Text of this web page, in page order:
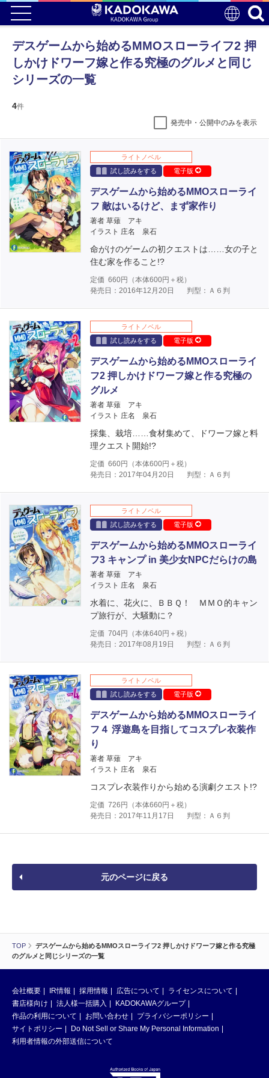
TOP
デスゲームから始めるMMOスローライフ2 押しかけドワーフ嫁と作る究極
のグルメと同じシリーズの一覧
デスゲームから始めるMMOスローライフ2 押
しかけドワーフ嫁と作る究極のグルメと同じ
シリーズの一覧
4件
発売中・公開中のみを表示
ライトノベル
試し読みをする
電子版
デスゲームから始めるMMOスローライ
フ 敵はいるけど、まず家作り
著者 草薙 アキ
イラスト 庄名 泉石
命がけのゲームの初クエストは……女の子と
住む家を作ること!?
定価 660円（本体600円＋税）
発売日：2016年12月20日
判型：Ａ６判
ライトノベル
試し読みをする
電子版
デスゲームから始めるMMOスローライ
フ2 押しかけドワーフ嫁と作る究極の
グルメ
著者 草薙 アキ
イラスト 庄名 泉石
採集、栽培……食材集めて、ドワーフ嫁と料
理クエスト開始!?
定価 660円（本体600円＋税）
発売日：2017年04月20日
判型：Ａ６判
ライトノベル
試し読みをする
電子版
デスゲームから始めるMMOスローライ
フ3 キャンプ in 美少女NPCだらけの島
著者 草薙 アキ
イラスト 庄名 泉石
水着に、花火に、ＢＢＱ！ ＭＭＯ的キャン
プ旅行が、大騒動に？
定価 704円（本体640円＋税）
発売日：2017年08月19日
判型：Ａ６判
ライトノベル
試し読みをする
電子版
デスゲームから始めるMMOスローライ
フ４ 浮遊島を目指してコスプレ衣装作
り
著者 草薙 アキ
イラスト 庄名 泉石
コスプレ衣装作りから始める演劇クエスト!?
定価 726 円（本体660円＋税）
発売日：2017年11月17日
判型：Ａ６判
元のページに戻る
会社概要 IR情報 採用情報 広告について
ライセンスについて
書店様向け
法人様一括購入
KADOKAWAグループ
作品の利用について
お問い合わせ
プライバシーポリシー
サイトポリシー
Do Not Sell or Share My Personal Information
利用者情報の外部送信について